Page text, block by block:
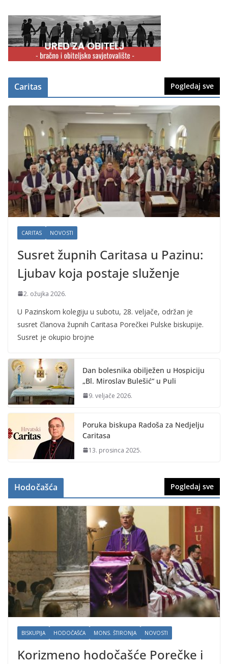
Caritas Pogledaj sve
CARITAS NOVOSTI
Susret župnih Caritasa u Pazinu:
Ljubav koja postaje služenje
2. ožujka 2026.
U Pazinskom kolegiju u subotu, 28. veljače, održan je
susret članova župnih Caritasa Porečkei Pulske biskupije.
Susret je okupio brojne
Dan bolesnika obilježen u Hospiciju
„Bl. Miroslav Bulešić“ u Puli
9. veljače 2026.
Poruka biskupa Radoša za Nedjelju
Caritasa
13. prosinca 2025.
Hodočašća Pogledaj sve
BISKUPIJA HODOČAŠĆA MONS. ŠTIRONJA NOVOSTI
Korizmeno hodočašće Porečke i